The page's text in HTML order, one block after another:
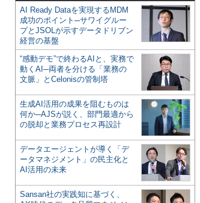
AI Ready Dataを実現するMDM
成功のポイント─サワイグルー
プとJSOLが示すデータドリブン
経営の基盤
“感動デモ”で終わるAIと、実務で
動くAI─両者を分ける「業務の
文脈」とCelonisの管制塔
生成AI活用の成果を阻むものは
何か─AJSが説く、部門最適から
の脱却と業務プロセス再設計
データエージェントが導く「デ
ータマネジメント」の民主化と
AI活用の未来
Sansan社の実践知に基づく、